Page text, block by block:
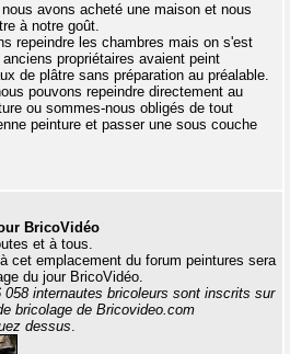
avons acheté une maison et nous
à notre goût.
repeindre les chambres mais on s'est
propriétaires avaient peint
de plâtre sans préparation au préalable.
pouvons repeindre directement au
ou sommes-nous obligés de tout
peinture et passer une sous couche
BricoVidéo
et à tous.
cet emplacement du forum peintures sera
du jour BricoVidéo.
058 internautes bricoleurs sont inscrits sur
bricolage de Bricovideo.com
dessus.